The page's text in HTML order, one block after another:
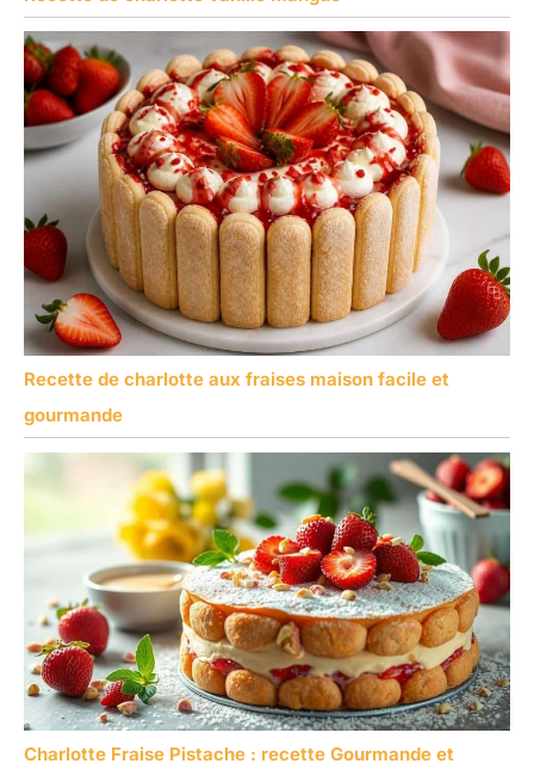
Recette de charlotte aux fraises maison facile et
gourmande
Charlotte Fraise Pistache : recette Gourmande et